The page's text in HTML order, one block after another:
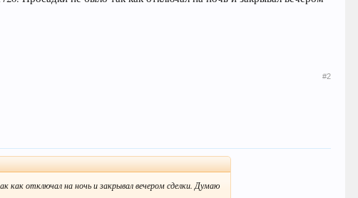
#2
как отключал на ночь и закрывал вечером сделки. Думаю